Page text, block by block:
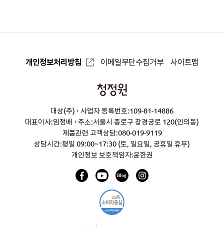
개인정보처리방침 이메일무단수집거부 사이트맵
청
원
대상(주)
사업자 등록번호:109-81-14886
대표이사:임정배
주소:서울시 종로구 창경궁로 120(인의동)
제품관련 고객상담:080-019-9119
상담시간:평일 09:00~17:30 (토, 일요일, 공휴일 휴무)
개인정보 보호책임자:윤한권